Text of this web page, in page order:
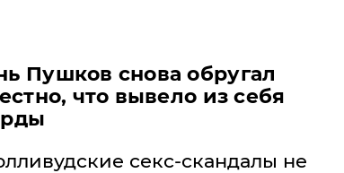
Пушков снова обругал
что вывело из себя
секс-скандалы не